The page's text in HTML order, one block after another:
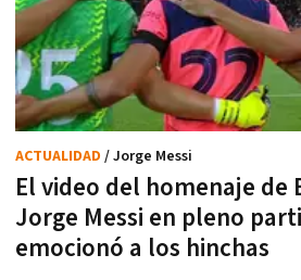
El video del homenaje de
Jorge Messi en pleno
emocionó a los hinchas
ACTUALIDAD / Jorge Messi